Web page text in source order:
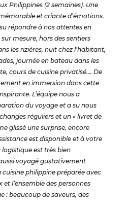
Philippines (2 semaines). Une
et criante d’émotions.
répondre à nos attentes en
mesure, hors des sentiers
les rizières, nuit chez l’habitant,
journée en bateau dans les
cours de cuisine privatisé…. De
en immersion dans cette
L’équipe nous a
du voyage et a su nous
réguliers et un « livret de
glissé une surprise, encore
est disponible et à votre
est très bien
voyagé gustativement
philippine préparée avec
l’ensemble des personnes
: beaucoup de saveurs, des